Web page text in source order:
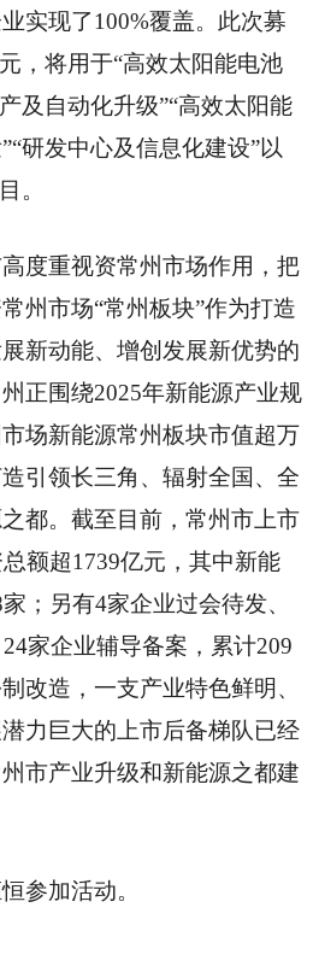
实现了100%覆盖。此次募
，将用于“高效太阳能电池
及自动化升级”“高效太阳能
研发中心及信息化建设”以
。
度重视资常州市场作用，把
州市场“常州板块”作为打造
新动能、增创发展新优势的
正围绕2025年新能源产业规
场新能源常州板块市值超万
引领长三角、辐射全国、全
都。截至目前，常州市上市
额超1739亿元，其中新能
；另有4家企业过会待发、
家企业辅导备案，累计209
改造，一支产业特色鲜明、
力巨大的上市后备梯队已经
市产业升级和新能源之都建
参加活动。